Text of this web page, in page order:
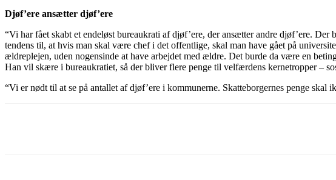
Djøf’ere ansætter djøf’ere
“Vi har fået skabt et endeløst bureaukrati af djøf’ere, der ansætter andre djøf’ere.
tendens til, at hvis man skal være chef i det offentlige, skal man have gået på
ældreplejen, uden nogensinde at have arbejdet med ældre. Det burde da være en
Han vil skære i bureaukratiet, så der bliver flere penge til velfærdens ­kernetropper –
“Vi er nødt til at se på antallet af djøf’ere i kommunerne. Skatteborgernes penge